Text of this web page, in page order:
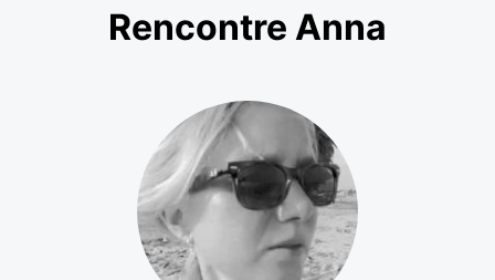
Rencontre Anna